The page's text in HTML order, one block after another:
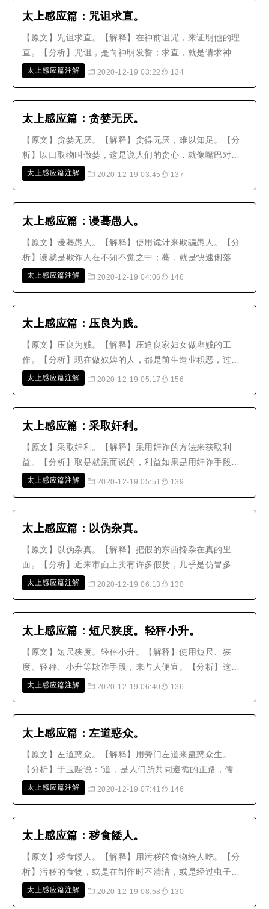
汤，说它是忘情友；饮酒不能节制的..
太上感应篇：咒诅求直。
【原文】咒诅求直。【解释】在神前诅咒，来证明他的理
直。【分析】咒诅，是向神明发誓；求直，就是请求神明
赶快报应。这些不必要用奏章的形式来呈报，凡是忿怒争
鬼得以乘虚而入，来施行祸害。..
太上感应篇注解 2020-12-19 03:22 134
太上感应篇：贪婪无厌。
【原文】贪婪无厌。【解释】贪得无厌，难以知足。【分
析】以口取物叫做婪，这是说人们的贪心，就像嘴巴对于
食物，永远都不厌倦，没有穷极之时。老子说：‘罪过没有
人贪求很多，最后还是耗散掉..
太上感应篇注解 2020-12-19 03:45 137
太上感应篇：谩蓦愚人。
【原文】谩蓦愚人。【解释】使用诡计来欺骗愚人。【分
析】谩就是欺诈人在不知不觉之中；蓦，就是快速俐落的
样子。凡是使用诡计设局骗人，让人家陷进他的策略中，
为报复的人。在愚人本身来说并没..
太上感应篇注解 2020-12-19 04:06 146
太上感应篇：压良为贱。
【原文】压良为贱。【解释】压迫良家妇女做卑贱的工
作。【分析】现在做奴婢的人，都是前生造业积恶，过失
积满了一千八百项。其中有的实在不是奴婢，原本是良家
的罪条之中，那就更不必说了。【故..
太上感应篇注解 2020-12-19 05:17 156
太上感应篇：采取奸利。
【原文】采取奸利。【解释】采用奸诈的方法来获取利
益。【分析】取是就采而说的，利益如果是用奸诈手段得
到的，那么他用心的残忍苛刻，就无所不用其极了！现在
私盐，才叫做采取奸利。所以在仕绅..
太上感应篇注解 2020-12-19 05:51 139
太上感应篇​：以伪杂真。
【原文】以伪杂真。【解释】把假的东西搀杂在真的里
面。【分析】近来市面上卖有许多假货，几乎是仿冒多过
真品，这就是世道人心在变化呀！凡是饮食的需求、药品
银伪钞，他的罪恶更是深重，所以上..
太上感应篇注解 2020-12-19 06:13 130
太上感应篇：短尺狭度。轻秤小升。
【原文】短尺狭度。轻秤小升。【解释】使用短尺、狭
度、轻秤、小升等欺诈手段，来占人便宜。【分析】这四
句都是指小人贪图利益的事。尺度升秤之类是用来平定物
便宜，却损失一分福德。何况损人利..
太上感应篇注解 2020-12-19 06:40 136
太上感应篇：左道惑众。
【原文】左道惑众。【解释】用旁门左道来蛊惑众生。
【分析】于玉陛说：‘道，是人们所共同遵循的正路，儒释
道三教圣人所说的道，虽然他们的迹象有所不同，但是其
世人；那些发心不正而迷惑世人的..
太上感应篇注解 2020-12-19 07:41 146
太上感应篇：秽食餧人。
【原文】秽食餧人。【解释】用污秽的食物给人吃。【分
析】污秽的食物，或是在制作时不清洁，或是经过虫子爬
过、老鼠咬过，或是隔夜放得太久，颜色味道已经变了，
太上感应篇注解 2020-12-19 08:58 130